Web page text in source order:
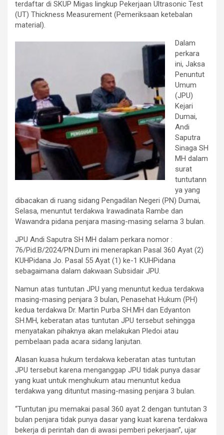
terdaftar di SKUP Migas lingkup Pekerjaan Ultrasonic Test
(UT) Thickness Measurement (Pemeriksaan ketebalan
material).
Dalam
perkara
ini, Jaksa
Penuntut
Umum
(JPU)
Kejari
Dumai,
Andi
Saputra
Sinaga SH
MH dalam
surat
tuntutann
ya yang
dibacakan di ruang sidang Pengadilan Negeri (PN) Dumai,
Selasa, menuntut terdakwa Irawadinata Rambe dan
Wawandra pidana penjara masing-masing selama 3 bulan.
JPU Andi Saputra SH MH dalam perkara nomor :
76/Pid.B/2024/PN.Dum ini menerapkan Pasal 360 Ayat (2)
KUHPidana Jo. Pasal 55 Ayat (1) ke-1 KUHPidana
sebagaimana dalam dakwaan Subsidair JPU.
Namun atas tuntutan JPU yang menuntut kedua terdakwa
masing-masing penjara 3 bulan, Penasehat Hukum (PH)
kedua terdakwa Dr. Martin Purba SH.MH dan Edyanton
SH.MH, keberatan atas tuntutan JPU tersebut sehingga
menyatakan pihaknya akan melakukan Pledoi atau
pembelaan pada acara sidang lanjutan.
Alasan kuasa hukum terdakwa keberatan atas tuntutan
JPU tersebut karena menganggap JPU tidak punya dasar
yang kuat untuk menghukum atau menuntut kedua
terdakwa yang dituntut masing-masing penjara 3 bulan.
“Tuntutan jpu memakai pasal 360 ayat 2 dengan tuntutan 3
bulan penjara tidak punya dasar yang kuat karena terdakwa
bekerja di perintah dan di awasi pemberi pekerjaan”, ujar